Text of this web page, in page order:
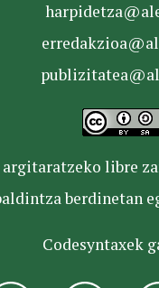
libre
berdinetan
Codesyntaxek